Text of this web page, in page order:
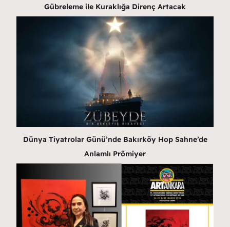
Gübreleme ile Kuraklığa Direnç Artacak
Dünya Tiyatrolar Günü’nde Bakırköy Hop Sahne’de
Anlamlı Prömiyer